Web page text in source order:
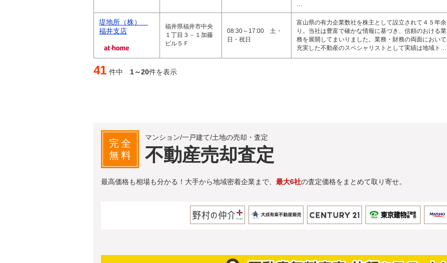
…
堤地所（株）
福井支店
福井県福井市中央
１丁目３－１加藤
ビル５Ｆ
08:30～17:00 土・
日・祝日
富山県の有力企業数社を株主として設立されて４５年余
り。当社は豊富で確かな情報に基づき、信頼のおける業
務を展開してまいりました。業務・財務の両面において
充実した不動産のスペシャリストとして実績は地域ト…
41 件中 1～20件を表示
完全
無料
マンション/一戸建て/土地の売却・査定
不動産売却査定
最高価格も相場も分かる！大手から地域密着企業まで、 最大6社の査定価格をまとめて取り寄せ。